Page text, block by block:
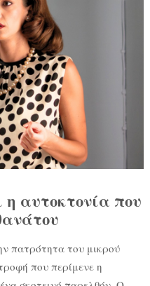
η αυτοκτονία που
πατρότητα του μικρού
που περίμενε η